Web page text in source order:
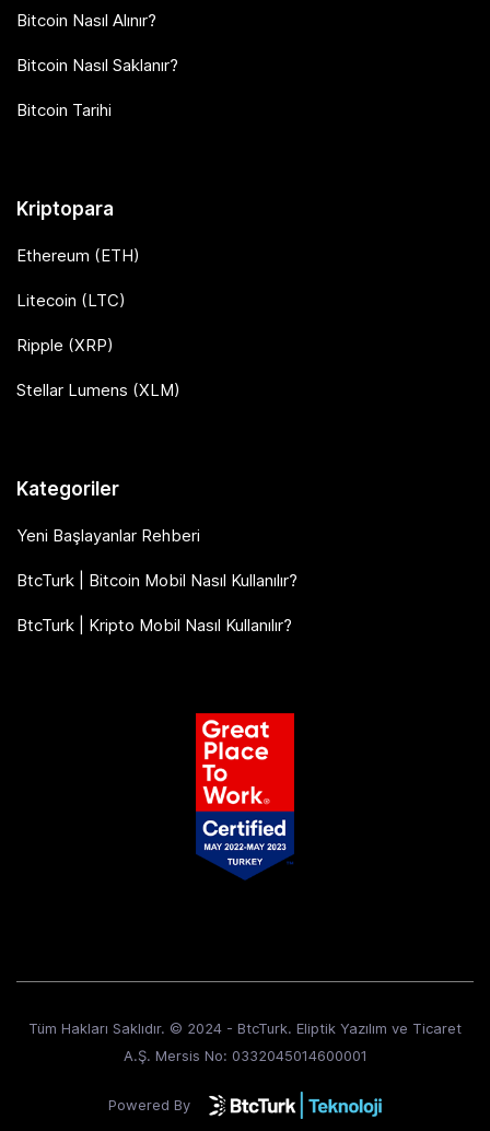
Bitcoin Nasıl Alınır?
Bitcoin Nasıl Saklanır?
Bitcoin Tarihi
Kriptopara
Ethereum (ETH)
Litecoin (LTC)
Ripple (XRP)
Stellar Lumens (XLM)
Kategoriler
Yeni Başlayanlar Rehberi
BtcTurk | Bitcoin Mobil Nasıl Kullanılır?
BtcTurk | Kripto Mobil Nasıl Kullanılır?
Tüm Hakları Saklıdır. © 2024 - BtcTurk. Eliptik Yazılım ve Ticaret
A.Ş. Mersis No: 0332045014600001
Powered By